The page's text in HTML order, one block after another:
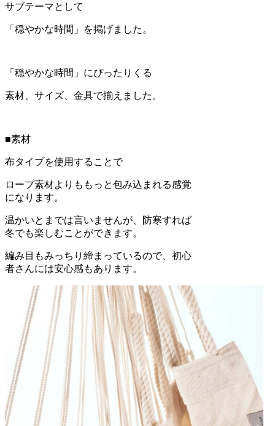
サブテーマとして
「穏やかな時間」を掲げました。
「穏やかな時間」にぴったりくる
素材、サイズ、金具で揃えました。
■素材
布タイプを使用することで
ロープ素材よりももっと包み込まれる感覚
になります。
温かいとまでは言いませんが、防寒すれば
冬でも楽しむことができます。
編み目もみっちり締まっているので、初心
者さんには安心感もあります。